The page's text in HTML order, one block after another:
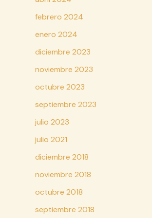
febrero 2024
enero 2024
diciembre 2023
noviembre 2023
octubre 2023
septiembre 2023
julio 2023
julio 2021
diciembre 2018
noviembre 2018
octubre 2018
septiembre 2018